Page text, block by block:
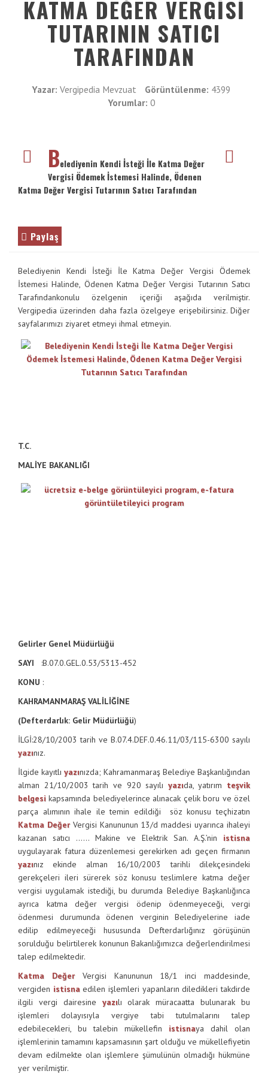
KATMA DEĞER VERGISI
TUTARININ SATICI
TARAFINDAN
Yazar: Vergipedia Mevzuat Görüntülenme: 4399
Yorumlar: 0
Belediyenin Kendi İsteği İle Katma Değer
Vergisi Ödemek İstemesi Halinde, Ödenen
Katma Değer Vergisi Tutarının Satıcı Tarafından
Paylaş
Belediyenin Kendi İsteği İle Katma Değer Vergisi Ödemek
İstemesi Halinde, Ödenen Katma Değer Vergisi Tutarının Satıcı
Tarafındankonulu özelgenin içeriği aşağıda verilmiştir.
Vergipedia üzerinden daha fazla özelgeye erişebilirsiniz. Diğer
sayfalarımızı ziyaret etmeyi ihmal etmeyin.
T.C.
MALİYE BAKANLIĞI
Gelirler Genel Müdürlüğü
SAYI
:B.07.0.GEL.0.53/5313-452
KONU :
KAHRAMANMARAŞ VALİLİĞİNE
(Defterdarlık: Gelir Müdürlüğü)
İLGİ:28/10/2003 tarih ve B.07.4.DEF.0.46.11/03/115-6300 sayılı
yazınız.
İlgide kayıtlı yazınızda; Kahramanmaraş Belediye Başkanlığından
alman 21/10/2003 tarih ve 920 sayılı yazıda, yatırım teşvik
belgesi kapsamında belediyelerince alınacak çelik boru ve özel
parça alımının ihale ile temin edildiği söz konusu teçhizatın
Katma DeğerVergisi Kanununun 13/d maddesi uyarınca ihaleyi
kazanan satıcı …… Makine ve Elektrik San. A.Ş.’nin istisna
uygulayarak fatura düzenlemesi gerekirken adı geçen firmanın
yazınız ekinde alman 16/10/2003 tarihli dilekçesindeki
gerekçeleri ileri sürerek söz konusu teslimlere katma değer
vergisi uygulamak istediği, bu durumda Belediye Başkanlığınca
ayrıca katma değer vergisi ödenip ödenmeyeceği, vergi
ödenmesi durumunda ödenen verginin Belediyelerine iade
edilip edilmeyeceği hususunda Defterdarlığınız görüşünün
sorulduğu belirtilerek konunun Bakanlığımızca değerlendirilmesi
talep edilmektedir.
Katma DeğerVergisi Kanununun 18/1 inci maddesinde,
vergiden istisnaedilen işlemleri yapanların diledikleri takdirde
ilgili vergi dairesine yazılı olarak müracaatta bulunarak bu
işlemleri dolayısıyla vergiye tabi tutulmalarını talep
edebilecekleri, bu talebin mükellefin istisnaya dahil olan
işlemlerinin tamamını kapsamasının şart olduğu ve mükellefiyetin
devam edilmekte olan işlemlere şümulünün olmadığı hükmüne
yer verilmiştir.
Vergimedia
İletişim
Galeri
DOKUNUN